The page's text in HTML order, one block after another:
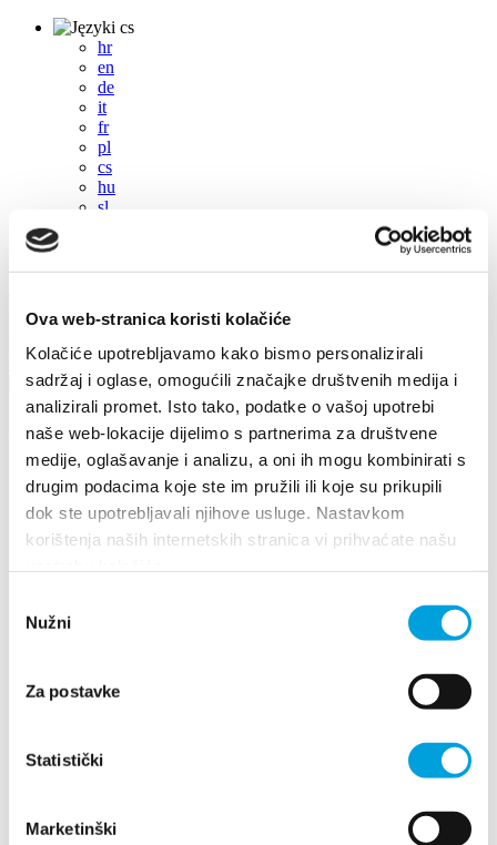
Ova web-stranica koristi kolačiće
Kolačiće upotrebljavamo kako bismo personalizirali
sadržaj i oglase, omogućili značajke društvenih medija i
analizirali promet. Isto tako, podatke o vašoj upotrebi
naše web-lokacije dijelimo s partnerima za društvene
medije, oglašavanje i analizu, a oni ih mogu kombinirati s
drugim podacima koje ste im pružili ili koje su prikupili
dok ste upotrebljavali njihove usluge. Nastavkom
korištenja naših internetskih stranica vi prihvaćate našu
pristanka
Nužni
Za postavke
Statistički
Marketinški
cs
hr
en
de
it
fr
pl
cs
hu
sl
Villa Nika, Kamberovo šetalište 30, 21216 Kaštel Stari, Hrvatska
Wskazówki
Akce
2019
2026
2024
2023
2021
květen
říjen